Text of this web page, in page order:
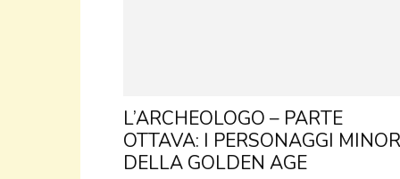
L’ARCHEOLOGO – PARTE
OTTAVA: I PERSONAGGI
DELLA GOLDEN AGE